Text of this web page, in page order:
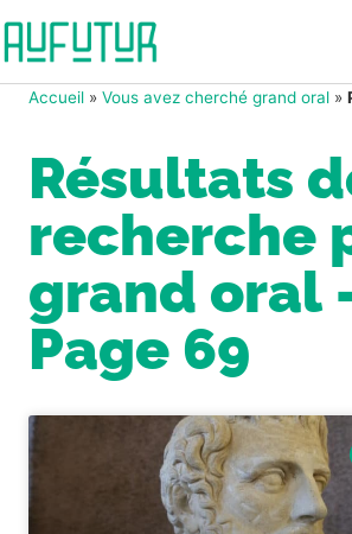
Accueil » Vous avez cherché grand oral »
Résultats
recherche
grand oral
Page 69